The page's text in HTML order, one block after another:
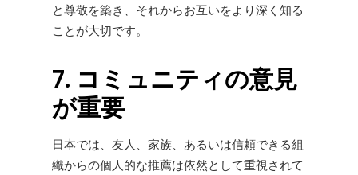
と尊敬を築き、それからお互いをより深く知る
ことが大切です。
7. コミュニティの意見
が重要
日本では、友人、家族、あるいは信頼できる組
織からの個人的な推薦は依然として重視されて